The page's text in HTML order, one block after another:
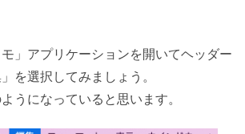
」アプリケーションを開いてヘッダー
を選択してみましょう。
うになっていると思います。